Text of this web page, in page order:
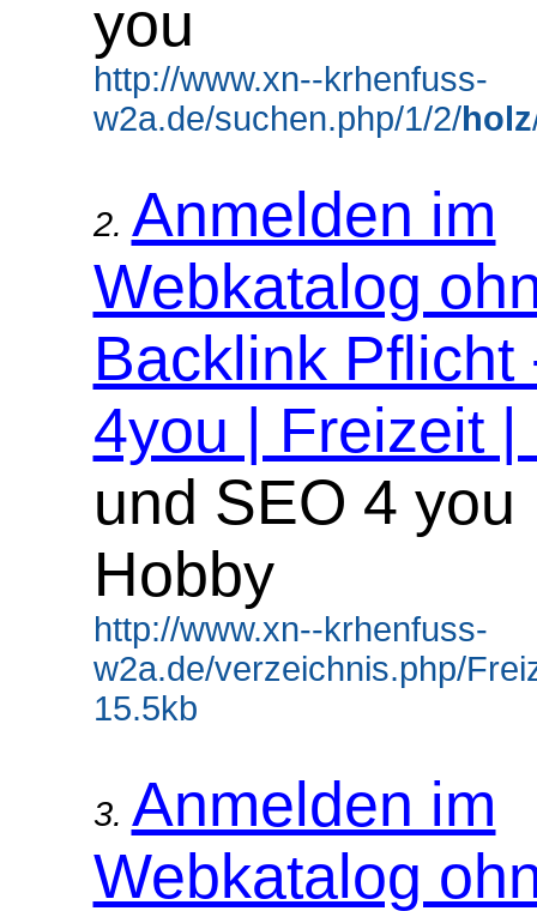
you
http://www.xn--krhenfuss-
w2a.de/suchen.php/1/2/holz
2. Anmelden im
Webkatalog
Backlink Pflicht
4you | Freizeit |
und SEO 4 you
Hobby
http://www.xn--krhenfuss-
w2a.de/verzeichnis.php/
15.5kb
3. Anmelden im
Webkatalog